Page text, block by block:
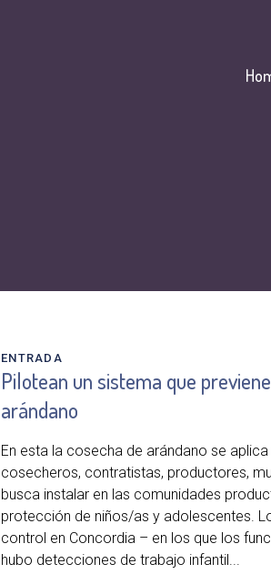
ENTRADA
Pilotean un sistema que
arándano
En esta la cosecha de arándano se
cosecheros, contratistas, productores,
busca instalar en las comunidades
protección de niños/as y adolescentes.
control en Concordia – en los que los
hubo detecciones de trabajo infantil...